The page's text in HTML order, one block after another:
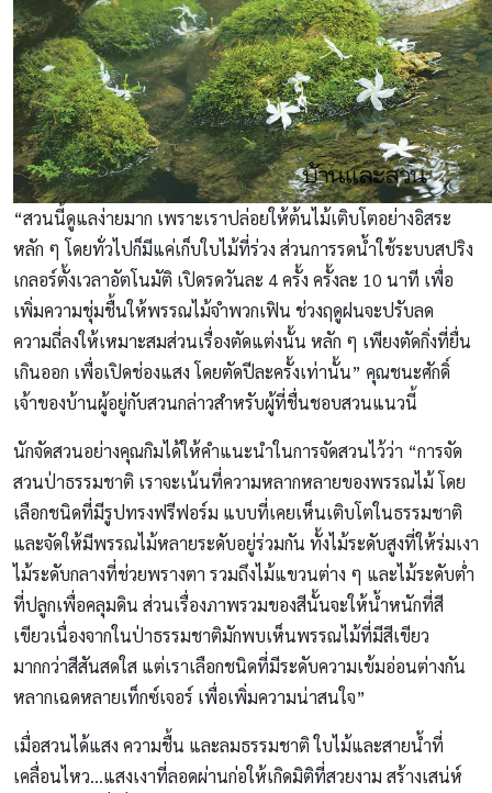
“สวนนี้ดูแลง่ายมาก เพราะเราปล่อยให้ต้นไม้เติบโตอย่างอิสระ
หลัก ๆ โดยทั่วไปก็มีแค่เก็บใบไม้ที่ร่วง ส่วนการรดน้ำใช้ระบบสปริง
เกลอร์ตั้งเวลาอัตโนมัติ เปิดรดวันละ 4 ครั้ง ครั้งละ 10 นาที เพื่อ
เพิ่มความชุ่มชื้นให้พรรณไม้จำพวกเฟิน ช่วงฤดูฝนจะปรับลด
ความถี่ลงให้เหมาะสมส่วนเรื่องตัดแต่งนั้น หลัก ๆ เพียงตัดกิ่งที่ยื่น
เกินออก เพื่อเปิดช่องแสง โดยตัดปีละครั้งเท่านั้น” คุณชนะศักดิ์
เจ้าของบ้านผู้อยู่กับสวนกล่าวสำหรับผู้ที่ชื่นชอบสวนแนวนี้
นักจัดสวนอย่างคุณกิมได้ให้คำแนะนำในการจัดสวนไว้ว่า “การจัด
สวนป่าธรรมชาติ เราจะเน้นที่ความหลากหลายของพรรณไม้ โดย
เลือกชนิดที่มีรูปทรงฟรีฟอร์ม แบบที่เคยเห็นเติบโตในธรรมชาติ
และจัดให้มีพรรณไม้หลายระดับอยู่ร่วมกัน ทั้งไม้ระดับสูงที่ให้ร่มเงา
ไม้ระดับกลางที่ช่วยพรางตา รวมถึงไม้แขวนต่าง ๆ และไม้ระดับต่ำ
ที่ปลูกเพื่อคลุมดิน ส่วนเรื่องภาพรวมของสีนั้นจะให้น้ำหนักที่สี
เขียวเนื่องจากในป่าธรรมชาติมักพบเห็นพรรณไม้ที่มีสีเขียว
มากกว่าสีสันสดใส แต่เราเลือกชนิดที่มีระดับความเข้มอ่อนต่างกัน
หลากเฉดหลายเท็กซ์เจอร์ เพื่อเพิ่มความน่าสนใจ”
เมื่อสวนได้แสง ความชื้น และลมธรรมชาติ ใบไม้และสายน้ำที่
เคลื่อนไหว…แสงเงาที่ลอดผ่านก่อให้เกิดมิติที่สวยงาม สร้างเสน่ห์